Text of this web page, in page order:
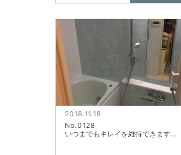
2018.11.18
No.0128
いつまでもキレイを維持できます...